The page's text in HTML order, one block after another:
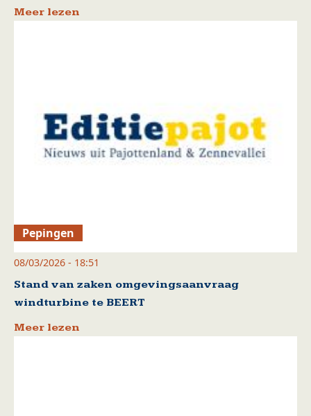
Meer lezen
Pepingen
08/03/2026 - 18:51
Stand van zaken omgevingsaanvraag
windturbine te BEERT
Meer lezen